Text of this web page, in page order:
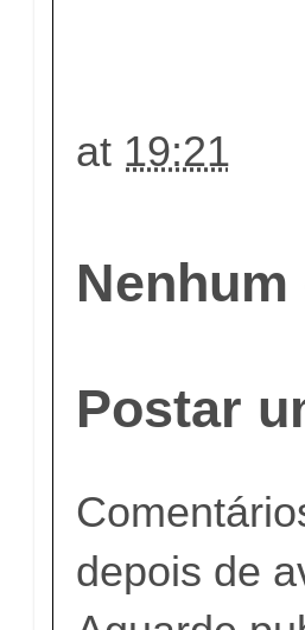
at 19:21
Postar
depois de